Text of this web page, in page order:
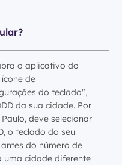
o aplicativo do
de
do teclado",
da sua cidade. Por
deve selecionar
o teclado do seu
do número de
uma cidade diferente